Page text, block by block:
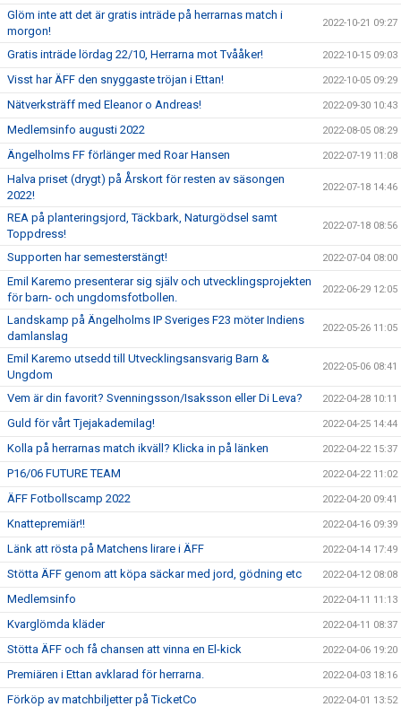
Glöm inte att det är gratis inträde på herrarnas match i
morgon!
2022-10-21 09:27
Gratis inträde lördag 22/10, Herrarna mot Tvååker! 2022-10-15 09:03
Visst har ÄFF den snyggaste tröjan i Ettan! 2022-10-05 09:29
Nätverksträff med Eleanor o Andreas! 2022-09-30 10:43
Medlemsinfo augusti 2022 2022-08-05 08:29
Ängelholms FF förlänger med Roar Hansen 2022-07-19 11:08
Halva priset (drygt) på Årskort för resten av säsongen
2022!
2022-07-18 14:46
REA på planteringsjord, Täckbark, Naturgödsel samt
Toppdress!
2022-07-18 08:56
Supporten har semesterstängt! 2022-07-04 08:00
Emil Karemo presenterar sig själv och utvecklingsprojekten
för barn- och ungdomsfotbollen.
2022-06-29 12:05
Landskamp på Ängelholms IP Sveriges F23 möter Indiens
damlanslag
2022-05-26 11:05
Emil Karemo utsedd till Utvecklingsansvarig Barn &
Ungdom
2022-05-06 08:41
Vem är din favorit? Svenningsson/Isaksson eller Di Leva? 2022-04-28 10:11
Guld för vårt Tjejakademilag! 2022-04-25 14:44
Kolla på herrarnas match ikväll? Klicka in på länken 2022-04-22 15:37
P16/06 FUTURE TEAM 2022-04-22 11:02
ÄFF Fotbollscamp 2022 2022-04-20 09:41
Knattepremiär!! 2022-04-16 09:39
Länk att rösta på Matchens lirare i ÄFF 2022-04-14 17:49
Stötta ÄFF genom att köpa säckar med jord, gödning etc 2022-04-12 08:08
Medlemsinfo 2022-04-11 11:13
Kvarglömda kläder 2022-04-11 08:37
Stötta ÄFF och få chansen att vinna en El-kick 2022-04-06 19:20
Premiären i Ettan avklarad för herrarna. 2022-04-03 18:16
Förköp av matchbiljetter på TicketCo 2022-04-01 13:52